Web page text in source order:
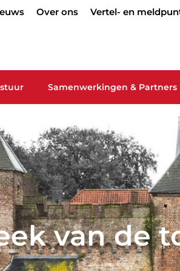
Over ons Vertel- en
Samenwerkingen & Partners
van de